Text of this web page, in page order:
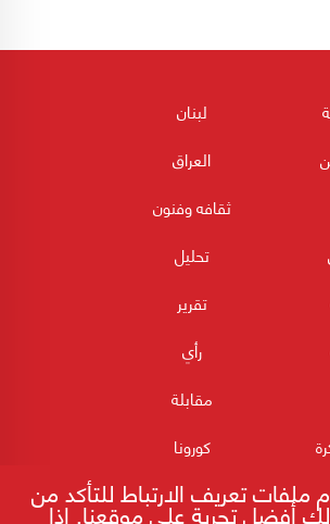
لبنان
العراق
ثقافه وفنون
تحليل
تقرير
رأي
مقابلة
كورونا
تعريف الارتباط للتأكد من
لك أفضل تجربة على موقعنا. إذا